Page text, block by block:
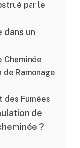
par le
dans un
Cheminée
de Ramonage
des Fumées
de
?